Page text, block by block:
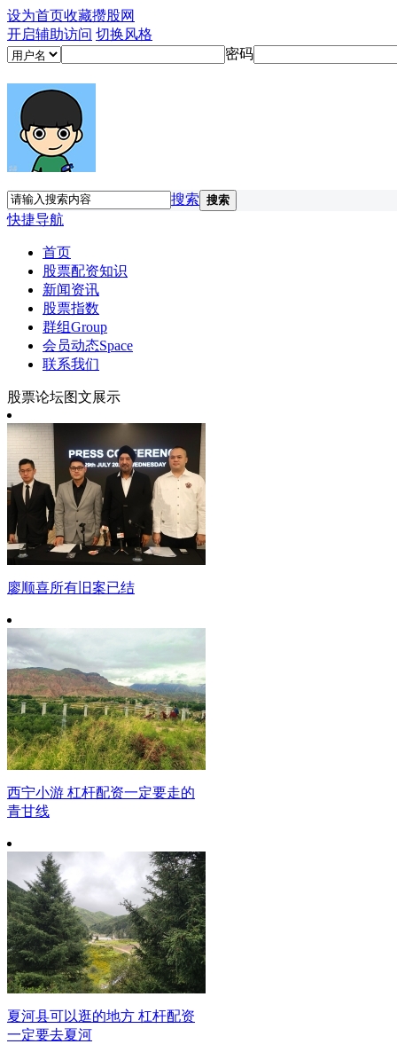
设为首页收藏攒股网
开启辅助访问 切换风格
密码
搜索 搜索
快捷导航
首页
股票配资知识
新闻资讯
股票指数
群组Group
会员动态Space
联系我们
股票论坛图文展示
廖顺喜所有旧案已结
西宁小游 杠杆配资一定要走的
青甘线
夏河县可以逛的地方 杠杆配资
一定要去夏河